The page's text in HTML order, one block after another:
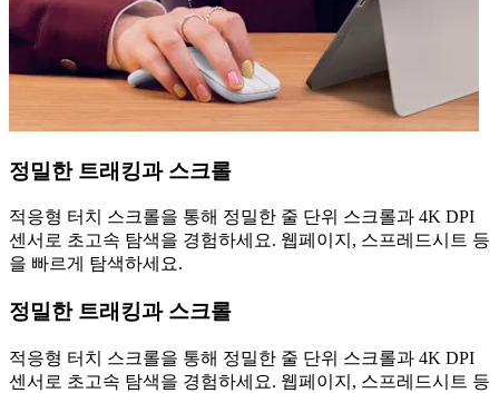
정밀한 트래킹과 스크롤
적응형 터치 스크롤을 통해 정밀한 줄 단위 스크롤과 4K DPI
센서로 초고속 탐색을 경험하세요. 웹페이지, 스프레드시트 등
을 빠르게 탐색하세요.
정밀한 트래킹과 스크롤
적응형 터치 스크롤을 통해 정밀한 줄 단위 스크롤과 4K DPI
센서로 초고속 탐색을 경험하세요. 웹페이지, 스프레드시트 등